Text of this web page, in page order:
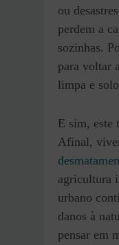
ou
perdem a
sozinhas.
para voltar
limpa e
E sim, este
Afinal,
agricultura
urbano
danos à
pensar em